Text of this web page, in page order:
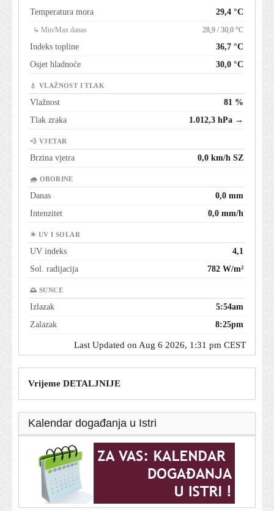
Temperatura mora 29,4 °C
↳ Min/Max danas 28,9 / 30,0 °C
Indeks topline
36,7 °C
Osjet hladnoće
30,0 °C
💧 VLAŽNOST I TLAK
Vlažnost
81 %
Tlak zraka
1.012,3 hPa →
💨 VJETAR
Brzina vjetra 0,0 km/h SZ
🌧 OBORINE
Danas
0,0 mm
Intenzitet
0,0 mm/h
☀ UV I SOLAR
UV indeks
4,1
Sol. radijacija
782 W/m²
🌅 SUNCE
Izlazak
5:54am
Zalazak
8:25pm
Last Updated on Aug 6 2026, 1:31 pm CEST
Vrijeme DETALJNIJE
Kalendar događanja u Istri